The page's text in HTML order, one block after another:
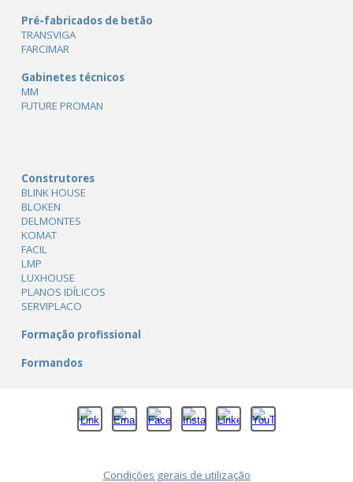
Pré-fabricados de betão
TRANSVIGA
FARCIMAR
Gabinetes técnicos
MM
FUTURE PROMAN
Construtores
BLINK HOUSE
BLOKEN
DELMONTES
KOMAT
FACIL
LMP
LUXHOUSE
PLANOS IDÍLICOS
SERVIPLACO
Formação profissional
Formandos
Condições gerais de utilização